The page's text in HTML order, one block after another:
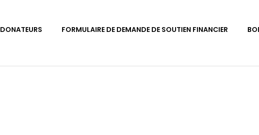
DONATEURS FORMULAIRE DE DEMANDE DE SOUTIEN FINANCIER